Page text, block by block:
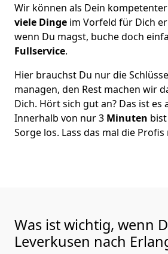
Wir können als Dein
viele Dinge im Vorfeld für Dich
wenn Du magst, buche doch
Fullservice.
Hier brauchst Du nur die
managen, den Rest machen wir
Dich. Hört sich gut an? Das ist es
Innerhalb von nur 3 Minuten
Sorge los. Lass das mal die Profis
Was ist wichtig, wenn
Leverkusen nach